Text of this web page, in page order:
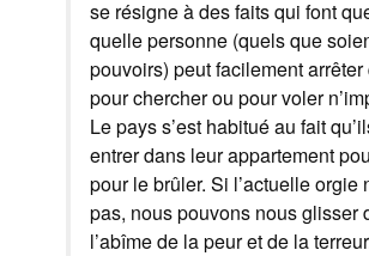
se résigne à des faits qui font
quelle personne (quels que
pouvoirs) peut facilement arrêter
pour chercher ou pour voler
Le pays s’est habitué au fait
entrer dans leur appartement
pour le brûler. Si l’actuelle orgie
pas, nous pouvons nous glisser
l’abîme de la peur et de la